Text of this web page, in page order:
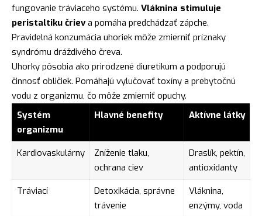
fungovanie tráviaceho systému. Vláknina stimuluje
peristaltiku črieva pomáha predchádzať zápche.
Pravidelná konzumácia uhoriek môže zmierniť príznaky
syndrómu dráždivého čreva.
Uhorky pôsobia ako prirodzené diuretikum a podporujú
činnosť obličiek. Pomáhajú vylučovať toxíny a prebytočnú
vodu z organizmu, čo môže zmierniť opuchy.
Systém
organizmu
Hlavné benefity Aktívne látky
Kardiovaskulárny
Zníženie tlaku,
ochrana ciev
Draslík, pektín,
antioxidanty
Tráviací
Detoxikácia, správne
trávenie
Vláknina,
enzýmy, voda